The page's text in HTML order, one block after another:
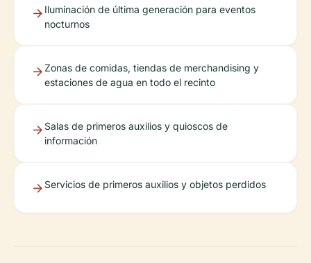
Iluminación de última generación para eventos
nocturnos
Zonas de comidas, tiendas de merchandising y
estaciones de agua en todo el recinto
Salas de primeros auxilios y quioscos de
información
Servicios de primeros auxilios y objetos perdidos